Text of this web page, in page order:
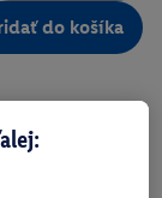
do košíka